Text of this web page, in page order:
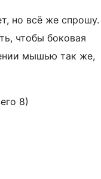
но всё же спрошу.
чтобы боковая
мышью так же,
8)